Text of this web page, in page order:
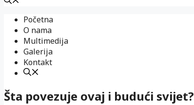
sadržaj
Početna
O nama
Multimedija
Galerija
Kontakt
Šta povezuje ovaj i budući svijet?